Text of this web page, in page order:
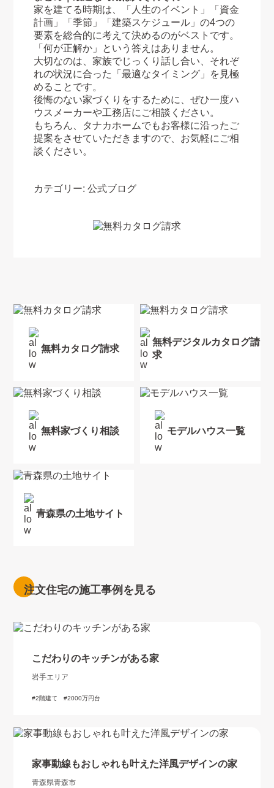
無料カタログ請求
無料デジタルカタログ請
求
無料家づくり相談 モデルハウス一覧
青森県の土地サイト
家を建てる時期は、「人生のイベント」「資金
計画」「季節」「建築スケジュール」の4つの
要素を総合的に考えて決めるのがベストです。
「何が正解か」という答えはありません。
大切なのは、家族でじっくり話し合い、それぞ
れの状況に合った「最適なタイミング」を見極
めることです。
後悔のない家づくりをするために、ぜひ一度ハ
ウスメーカーや工務店にご相談ください。
もちろん、タナカホームでもお客様に沿ったご
提案をさせていただきますので、お気軽にご相
談ください。
カテゴリー: 公式ブログ
注文住宅の施工事例を見る
こだわりのキッチンがある家
岩手エリア
2階建て 2000万円台
家事動線もおしゃれも叶えた洋風デザインの家
青森県青森市